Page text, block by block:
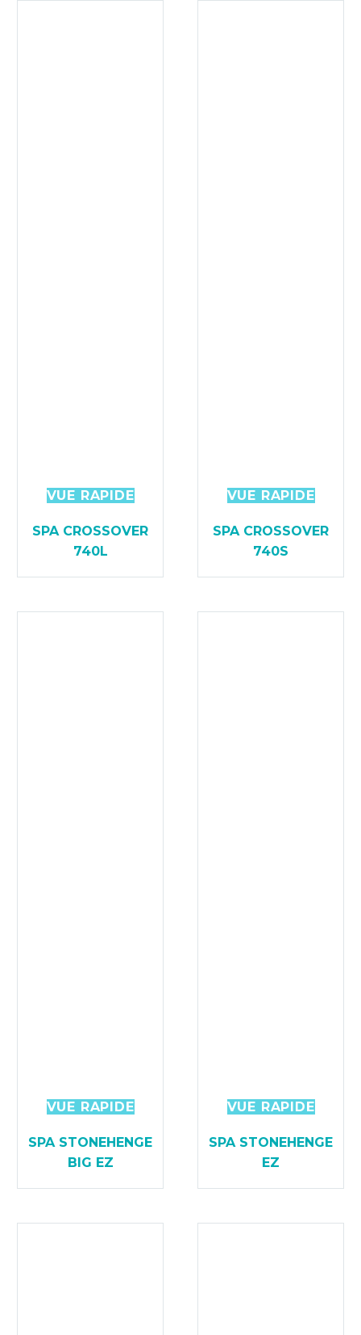
VUE RAPIDE
SPA CROSSOVER
740L
VUE RAPIDE
SPA CROSSOVER
740S
VUE RAPIDE
SPA STONEHENGE
BIG EZ
VUE RAPIDE
SPA STONEHENGE
EZ